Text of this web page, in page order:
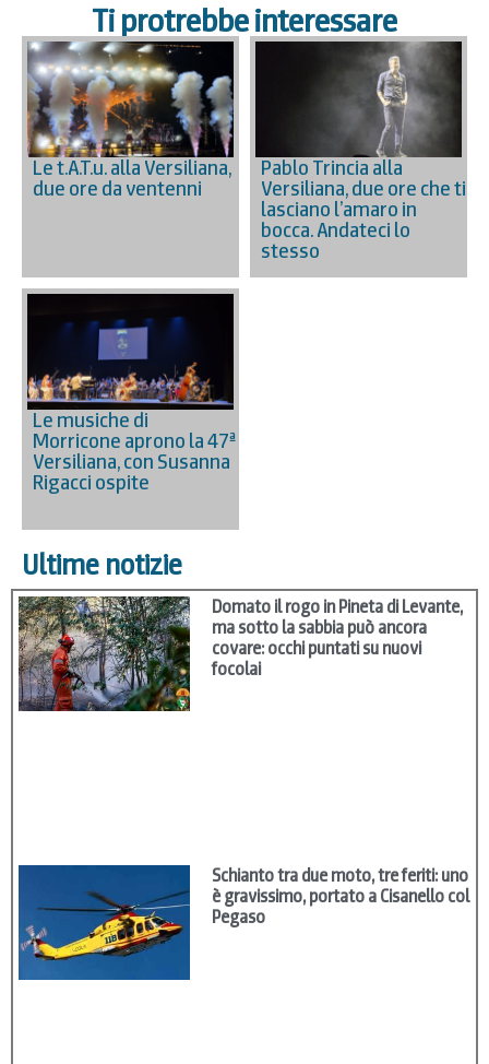
Ti protrebbe interessare
Le t.A.T.u. alla Versiliana,
due ore da ventenni
Pablo Trincia alla
Versiliana, due ore che ti
lasciano l’amaro in
bocca. Andateci lo
stesso
Le musiche di
Morricone aprono la 47ª
Versiliana, con Susanna
Rigacci ospite
Ultime notizie
Domato il rogo in Pineta di Levante,
ma sotto la sabbia può ancora
covare: occhi puntati su nuovi
focolai
Schianto tra due moto, tre feriti: uno
è gravissimo, portato a Cisanello col
Pegaso